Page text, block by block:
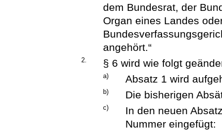
dem Bundesrat, der
Organ eines Landes
angehört.“
2. § 6 wird wie folgt
a) Absatz 1 wird
b) Die bisherigen
c)
In den neuen
Nummer eingefügt: